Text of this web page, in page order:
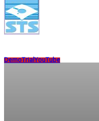
DemoTrialYouTube